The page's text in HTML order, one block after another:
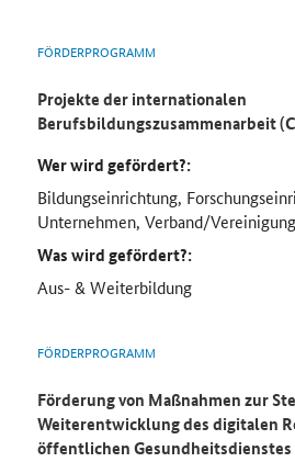
FÖRDERPROGRAMM
Projekte der internationalen
Berufsbildungszusammenarbeit
Wer wird gefördert?:
Bildungseinrichtung,
Unternehmen, Verband/Vereinigung
Was wird gefördert?:
Aus- & Weiterbildung
FÖRDERPROGRAMM
Förderung von Maßnahmen zur
Weiterentwicklung des digitalen
öffentlichen